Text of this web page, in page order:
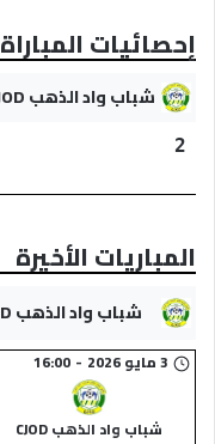
إحصائيات المباراة
شباب واد الذهب CJOD
2
المباريات الأخيرة
شباب واد الذهب CJOD
3 مايو 2026 -
16:00
شباب واد الذهب CJOD